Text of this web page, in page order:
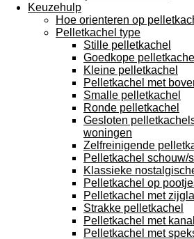
Keuzehulp
Hoe orienteren op
Pelletkachel type
Stille pelletkachel
Goedkope pelletkachel
Kleine pelletkachel
Pelletkachel met
Smalle pelletkachel
Ronde pelletkachel
Gesloten
woningen
Zelfreinigende
Pelletkachel schouw/
Klassieke
Pelletkachel op
Pelletkachel met
Strakke pelletkachel
Pelletkachel met
Pelletkachel met